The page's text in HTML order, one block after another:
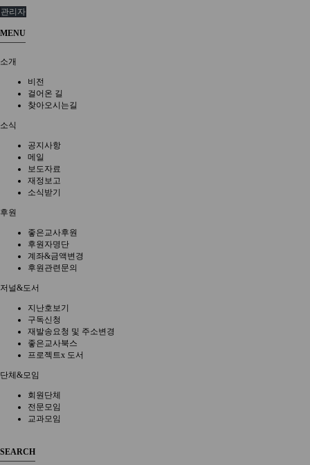
관리자
MENU
소개
비전
걸어온 길
찾아오시는길
소식
공지사항
메일
보도자료
재정보고
소식받기
후원
좋은교사후원
후원자명단
계좌&금액변경
후원관련문의
저널&도서
지난호보기
구독신청
재발송요청 및 주소변경
좋은교사북스
프로젝트x 도서
단체&모임
회원단체
전문모임
교과모임
SEARCH